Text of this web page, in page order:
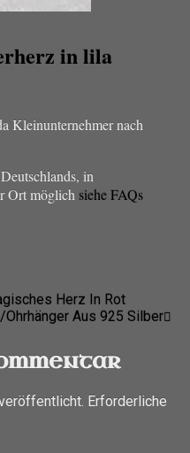
in lila
Kleinunternehmer nach
in
Ort möglich siehe FAQs
Herz In Rot
Ohrhänger Aus 925 Silber
Erforderliche